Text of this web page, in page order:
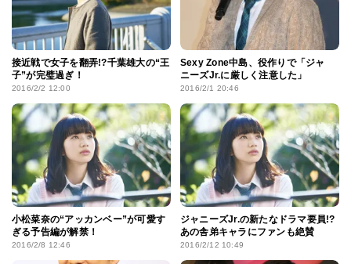
接近戦で女子を翻弄!?千葉雄大の“王
子”が完璧過ぎ！
2016/2/2 12:00
Sexy Zone中島、役作りで「ジャ
ニーズJr.に厳しく注意した」
2016/2/1 20:46
小松菜奈の“アッカンベー”が可愛す
ぎる予告編が解禁！
2016/2/8 12:46
ジャニーズJr.の新たなドラマ要員!?
あの舎弟キャラにファンも絶賛
2016/2/12 10:49